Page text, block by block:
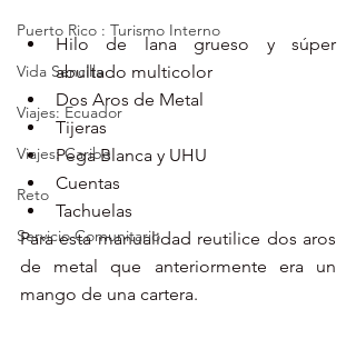
Puerto Rico : Turismo Interno
Vida Sencilla
Viajes: Ecuador
Viajes: Caribe
Reto
Servicio Comunitario
Hilo de lana grueso y súper
abultado multicolor
Dos Aros de Metal
Tijeras
Pega Blanca y UHU
Cuentas
Tachuelas
Para esta manualidad reutilice dos aros
de metal que anteriormente era un
mango de una cartera.